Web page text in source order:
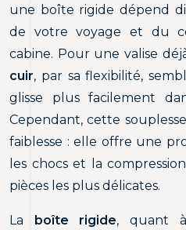
une boîte rigide dépend
de votre voyage et du
cabine. Pour une valise
cuir, par sa flexibilité,
glisse plus facilement
Cependant, cette
faiblesse : elle offre une
les chocs et la
pièces les plus délicates.
La boîte rigide, quant